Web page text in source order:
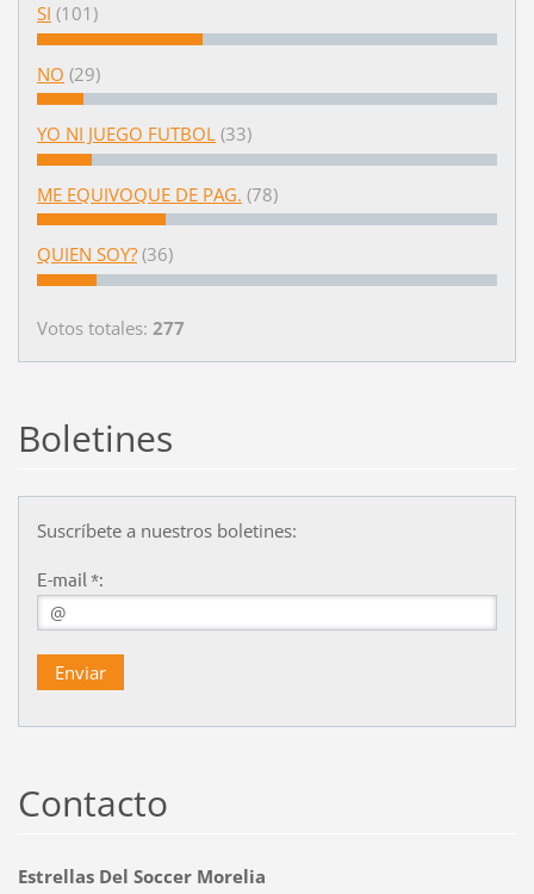
SI (101)
NO (29)
YO NI JUEGO FUTBOL (33)
ME EQUIVOQUE DE PAG. (78)
QUIEN SOY? (36)
Votos totales: 277
Boletines
Suscríbete a nuestros boletines:
E-mail *:
Contacto
Estrellas Del Soccer Morelia